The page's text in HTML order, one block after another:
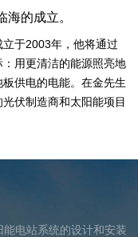
的成立。
于2003年，他将通过
用更清洁的能源照亮地
供电的电能。在金先生
伏制造商和太阳能项目
电站系统的设计和安装